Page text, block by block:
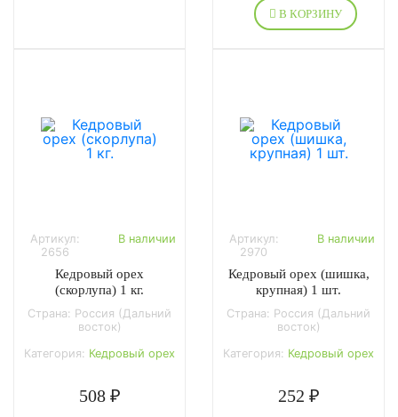
В КОРЗИНУ
Артикул:
2656
В наличии
Кедровый орех
(скорлупа) 1 кг.
Страна: Россия (Дальний
восток)
Категория: Кедровый орех
508 ₽
Артикул:
2970
В наличии
Кедровый орех (шишка,
крупная) 1 шт.
Страна: Россия (Дальний
восток)
Категория: Кедровый орех
252 ₽